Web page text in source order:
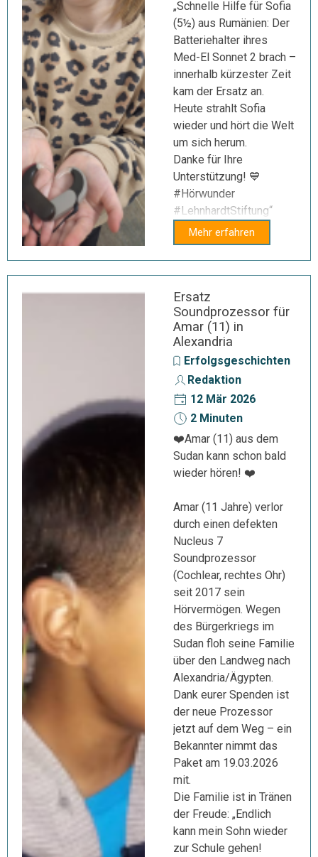
„Schnelle Hilfe für Sofia
(5½) aus Rumänien: Der
Batteriehalter ihres
Med-El Sonnet 2 brach –
innerhalb kürzester Zeit
kam der Ersatz an.
Heute strahlt Sofia
wieder und hört die Welt
um sich herum.
Danke für Ihre
Unterstützung! 💙
#Hörwunder
#LehnhardtStiftung“
Mehr erfahren
Ersatz
Soundprozessor für
Amar (11) in
Alexandria
Erfolgsgeschichten
Redaktion
12 Mär 2026
2 Minuten
❤️Amar (11) aus dem
Sudan kann schon bald
wieder hören! ❤️
Amar (11 Jahre) verlor
durch einen defekten
Nucleus 7
Soundprozessor
(Cochlear, rechtes Ohr)
seit 2017 sein
Hörvermögen. Wegen
des Bürgerkriegs im
Sudan floh seine Familie
über den Landweg nach
Alexandria/Ägypten.
Dank eurer Spenden ist
der neue Prozessor
jetzt auf dem Weg – ein
Bekannter nimmt das
Paket am 19.03.2026
mit.
Die Familie ist in Tränen
der Freude: „Endlich
kann mein Sohn wieder
zur Schule gehen!